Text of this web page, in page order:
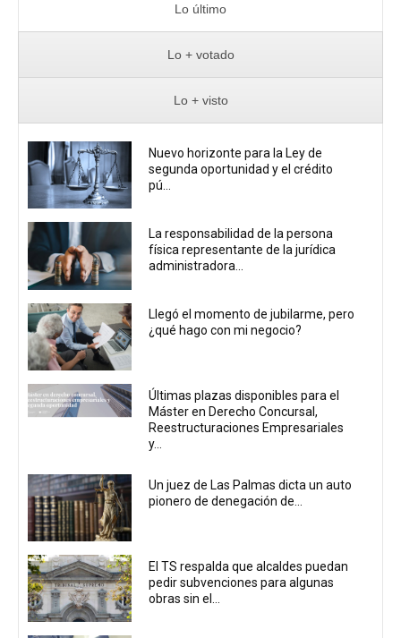
Lo último
Lo + votado
Lo + visto
Nuevo horizonte para la Ley de
segunda oportunidad y el crédito
pú...
La responsabilidad de la persona
física representante de la jurídica
administradora...
Llegó el momento de jubilarme, pero
¿qué hago con mi negocio?
Últimas plazas disponibles para el
Máster en Derecho Concursal,
Reestructuraciones Empresariales
y...
Un juez de Las Palmas dicta un auto
pionero de denegación de...
El TS respalda que alcaldes puedan
pedir subvenciones para algunas
obras sin el...